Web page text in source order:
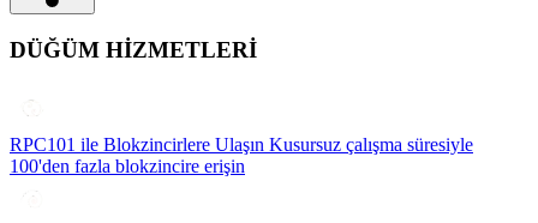
DÜĞÜM HİZMETLERİ
RPC101 ile Blokzincirlere Ulaşın Kusursuz çalışma süresiyle
100'den fazla blokzincire erişin